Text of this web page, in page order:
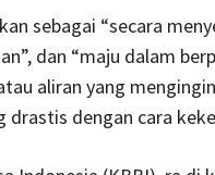
sebagai “secara
dan “maju dalam
aliran yang
dengan cara